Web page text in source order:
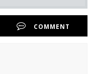
COMMENT